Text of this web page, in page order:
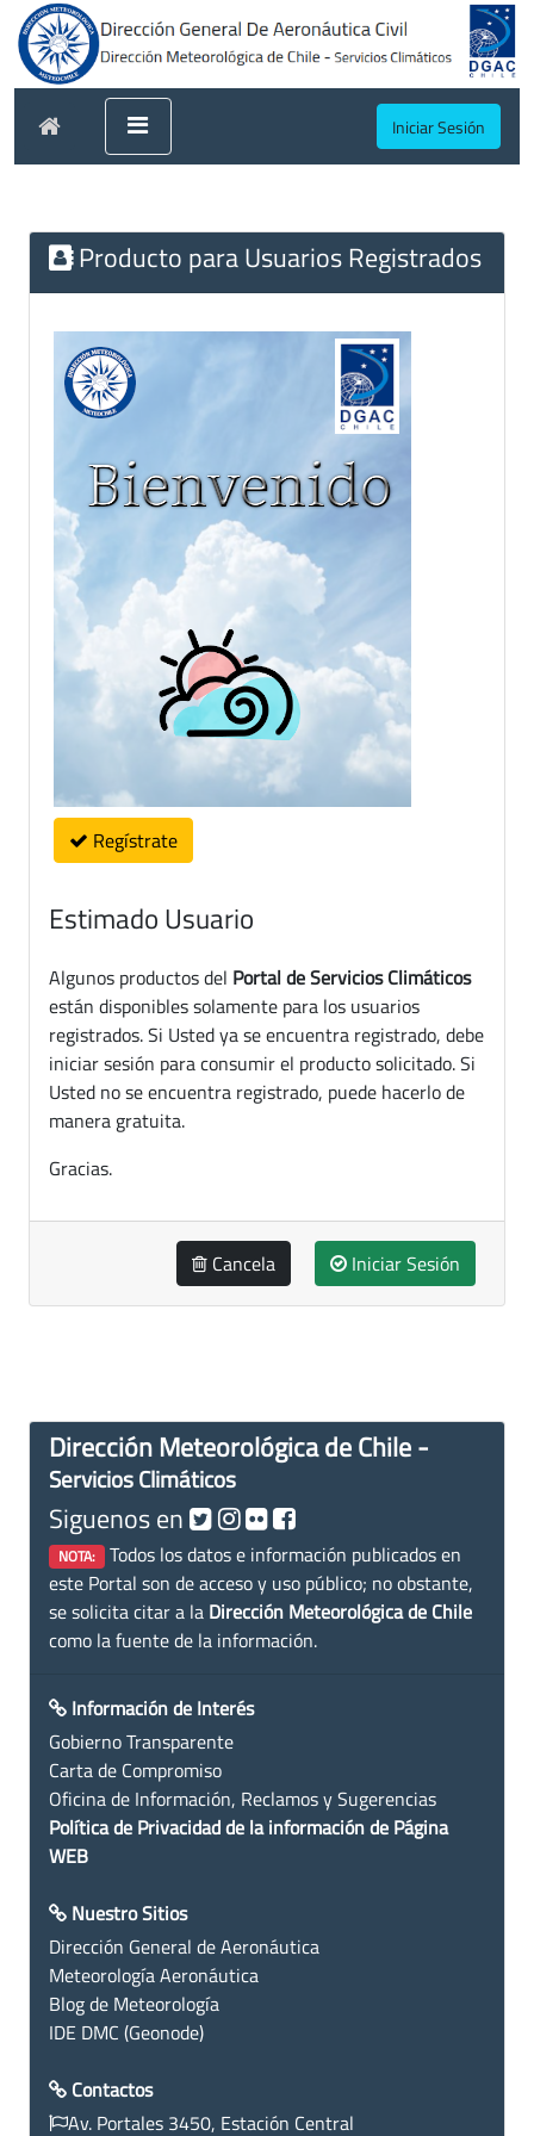
Iniciar Sesión
Producto para Usuarios Registrados
Regístrate
Estimado Usuario
Algunos productos del Portal de Servicios Climáticos
están disponibles solamente para los usuarios
registrados. Si Usted ya se encuentra registrado, debe
iniciar sesión para consumir el producto solicitado. Si
Usted no se encuentra registrado, puede hacerlo de
manera gratuita.
Gracias.
Cancela Iniciar Sesión
Dirección Meteorológica de Chile -
Servicios Climáticos
Siguenos en
NOTA: Todos los datos e información publicados en
este Portal son de acceso y uso público; no obstante,
se solicita citar a la Dirección Meteorológica de Chile
como la fuente de la información.
Información de Interés
Gobierno Transparente
Carta de Compromiso
Oficina de Información, Reclamos y Sugerencias
Política de Privacidad de la información de Página
WEB
Nuestro Sitios
Dirección General de Aeronáutica
Meteorología Aeronáutica
Blog de Meteorología
IDE DMC (Geonode)
Contactos
Av. Portales 3450, Estación Central